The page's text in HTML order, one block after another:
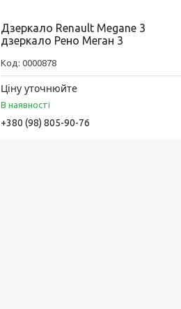
Дзеркало Renault Megane 3
дзеркало Рено Меган 3
0000878
Ціну уточнюйте
В наявності
+380 (98) 805-90-76